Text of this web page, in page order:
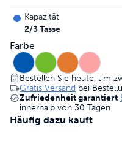
Kapazität
2/3 Tasse
Farbe
Bestellen Sie heute, um
Gratis Versand bei
Zufriedenheit garantiert
innerhalb von 30 Tagen
Häufig dazu kauft